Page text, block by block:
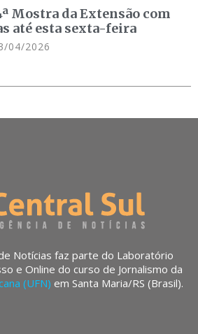
Mostra da Extensão com
até esta sexta-feira
04/2026
Notícias faz parte do Laboratório
e Online do curso de Jornalismo da
(UFN) em Santa Maria/RS (Brasil).